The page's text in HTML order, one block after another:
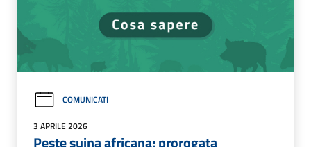
COMUNICATI
3 APRILE 2026
Peste suina africana: prorogata